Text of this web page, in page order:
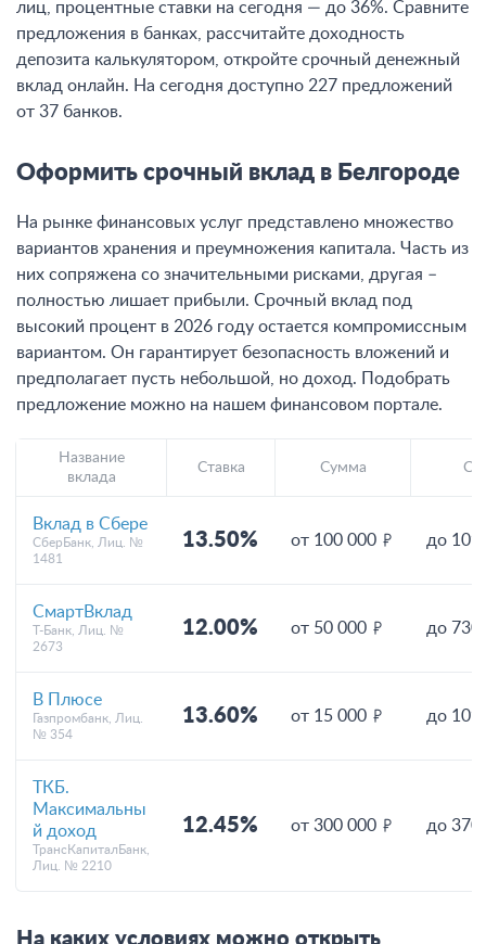
лиц, процентные ставки на сегодня — до 36%. Сравните
предложения в банках, рассчитайте доходность
депозита калькулятором, откройте срочный денежный
вклад онлайн. На сегодня доступно 227 предложений
от 37 банков.
Оформить срочный вклад в Белгороде
На рынке финансовых услуг представлено множество
вариантов хранения и преумножения капитала. Часть из
них сопряжена со значительными рисками, другая –
полностью лишает прибыли. Срочный вклад под
высокий процент в 2026 году остается компромиссным
вариантом. Он гарантирует безопасность вложений и
предполагает пусть небольшой, но доход. Подобрать
предложение можно на нашем финансовом портале.
Название
вклада
Ставка Сумма
Вклад в Сбере
СберБанк, Лиц. №
1481
13.50% от 100 000 до
СмартВклад
Т-Банк, Лиц. №
2673
12.00% от 50 000 до 730
В Плюсе
Газпромбанк, Лиц.
№ 354
13.60% от 15 000 до
ТКБ.
Максимальны
й доход
ТрансКапиталБанк,
Лиц. № 2210
12.45% от 300 000 до 370
На каких условиях можно открыть